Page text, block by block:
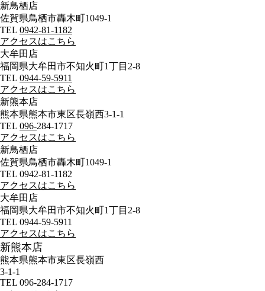
新鳥栖店
佐賀県鳥栖市轟木町1049-1
TEL 0942-81-1182
アクセスはこちら
大牟田店
福岡県大牟田市不知火町1丁目2-8
TEL 0944-59-5911
アクセスはこちら
新熊本店
熊本県熊本市東区長嶺西3-1-1
TEL 096-284-1717
アクセスはこちら
新鳥栖店
佐賀県鳥栖市轟木町1049-1
TEL 0942-81-1182
アクセスはこちら
大牟田店
福岡県大牟田市不知火町1丁目2-8
TEL 0944-59-5911
アクセスはこちら
新熊本店
熊本県熊本市東区長嶺西
3-1-1
TEL 096-284-1717